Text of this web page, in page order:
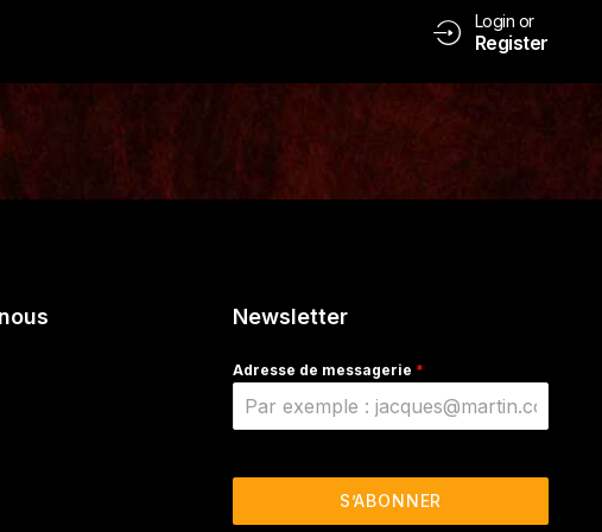
Login or
Register
Newsletter
Adresse de messagerie *
S’ABONNER